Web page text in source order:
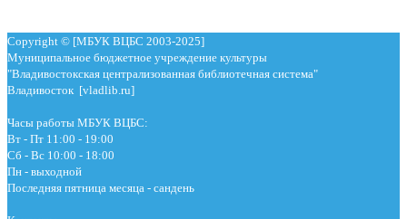
Copyright © [МБУК ВЦБС 2003-2025]
Муниципальное бюджетное учреждение культуры
"Владивостокская централизованная библиотечная система"
Владивосток [vladlib.ru]
Часы работы МБУК ВЦБС:
Вт - Пт 11:00 - 19:00
Сб - Вс 10:00 - 18:00
Пн - выходной
Последняя пятница месяца - сандень